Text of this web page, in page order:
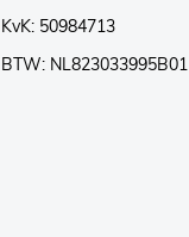
KvK: 50984713
BTW: NL823033995B01